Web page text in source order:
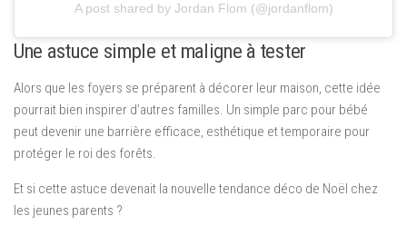
A post shared by Jordan Flom (@jordanflom)
Une astuce simple et maligne à tester
Alors que les foyers se préparent à décorer leur maison, cette idée
pourrait bien inspirer d’autres familles. Un simple parc pour bébé
peut devenir une barrière efficace, esthétique et temporaire pour
protéger le roi des forêts.
Et si cette astuce devenait la nouvelle tendance déco de Noël chez
les jeunes parents ?